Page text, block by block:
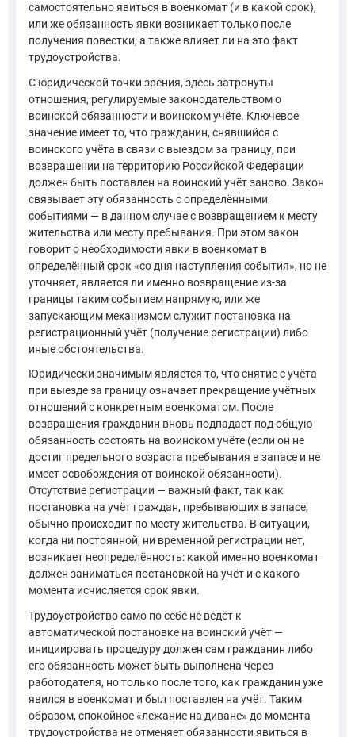
самостоятельно явиться в военкомат (и в какой срок),
или же обязанность явки возникает только после
получения повестки, а также влияет ли на это факт
трудоустройства.
С юридической точки зрения, здесь затронуты
отношения, регулируемые законодательством о
воинской обязанности и воинском учёте. Ключевое
значение имеет то, что гражданин, снявшийся с
воинского учёта в связи с выездом за границу, при
возвращении на территорию Российской Федерации
должен быть поставлен на воинский учёт заново. Закон
связывает эту обязанность с определёнными
событиями — в данном случае с возвращением к месту
жительства или месту пребывания. При этом закон
говорит о необходимости явки в военкомат в
определённый срок «со дня наступления события», но не
уточняет, является ли именно возвращение из-за
границы таким событием напрямую, или же
запускающим механизмом служит постановка на
регистрационный учёт (получение регистрации) либо
иные обстоятельства.
Юридически значимым является то, что снятие с учёта
при выезде за границу означает прекращение учётных
отношений с конкретным военкоматом. После
возвращения гражданин вновь подпадает под общую
обязанность состоять на воинском учёте (если он не
достиг предельного возраста пребывания в запасе и не
имеет освобождения от воинской обязанности).
Отсутствие регистрации — важный факт, так как
постановка на учёт граждан, пребывающих в запасе,
обычно происходит по месту жительства. В ситуации,
когда ни постоянной, ни временной регистрации нет,
возникает неопределённость: какой именно военкомат
должен заниматься постановкой на учёт и с какого
момента исчисляется срок явки.
Трудоустройство само по себе не ведёт к
автоматической постановке на воинский учёт —
инициировать процедуру должен сам гражданин либо
его обязанность может быть выполнена через
работодателя, но только после того, как гражданин уже
явился в военкомат и был поставлен на учёт. Таким
образом, спокойное «лежание на диване» до момента
трудоустройства не отменяет обязанности явиться в